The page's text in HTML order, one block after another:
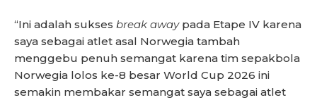
“Ini adalah sukses break awaypada Etape IV karena
saya sebagai atlet asal Norwegia tambah
menggebu penuh semangat karena tim sepakbola
Norwegia lolos ke-8 besar World Cup 2026 ini
semakin membakar semangat saya sebagai atlet